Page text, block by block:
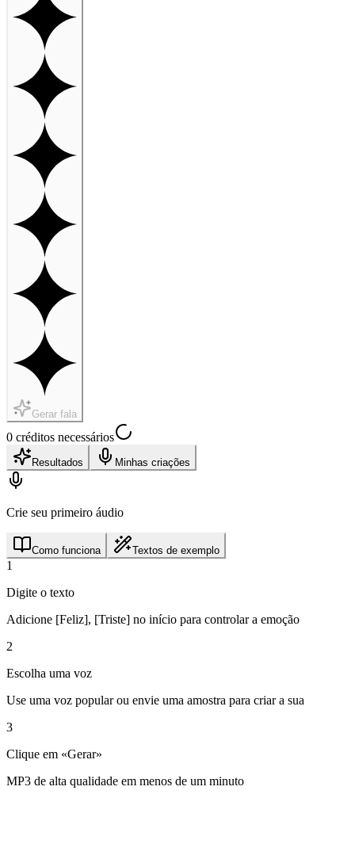
Gerar fala
0 créditos necessários
Resultados Minhas criações
Crie seu primeiro áudio
Como funciona Textos de exemplo
1
Digite o texto
Adicione [Feliz], [Triste] no início para controlar a emoção
2
Escolha uma voz
Use uma voz popular ou envie uma amostra para criar a sua
3
Clique em «Gerar»
MP3 de alta qualidade em menos de um minuto